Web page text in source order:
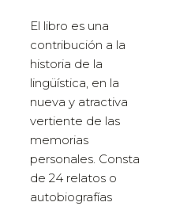
El libro es una
contribución a la
historia de la
lingüística, en la
nueva y atractiva
vertiente de las
memorias
personales. Consta
de 24 relatos o
autobiografías